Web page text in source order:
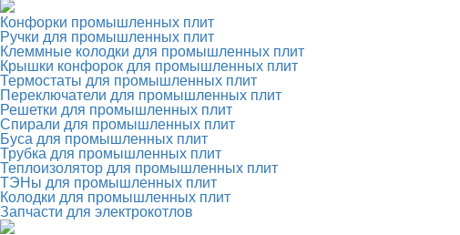
Конфорки промышленных плит
Ручки для промышленных плит
Клеммные колодки для промышленных плит
Крышки конфорок для промышленных плит
Термостаты для промышленных плит
Переключатели для промышленных плит
Решетки для промышленных плит
Спирали для промышленных плит
Буса для промышленных плит
Трубка для промышленных плит
Теплоизолятор для промышленных плит
ТЭНы для промышленных плит
Колодки для промышленных плит
Запчасти для электрокотлов